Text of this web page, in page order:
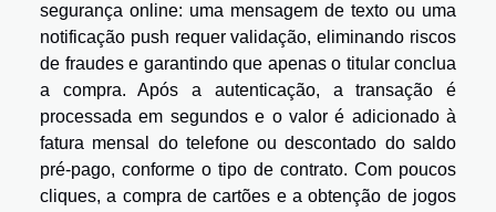
segurança online: uma mensagem de texto ou uma
notificação push requer validação, eliminando riscos
de fraudes e garantindo que apenas o titular conclua
a compra. Após a autenticação, a transação é
processada em segundos e o valor é adicionado à
fatura mensal do telefone ou descontado do saldo
pré-pago, conforme o tipo de contrato. Com poucos
cliques, a compra de cartões e a obtenção de jogos